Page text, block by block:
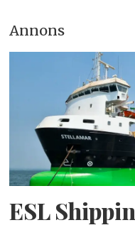
Annons
ESL